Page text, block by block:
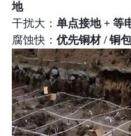
地
干扰大： 单点接地 + 等
腐蚀快： 优先铜材 / 铜